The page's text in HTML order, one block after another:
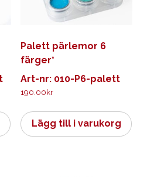
Palett pärlemor 6
färger*
Art-nr: 010-P6-palett
190.00kr
Lägg till i varukorg